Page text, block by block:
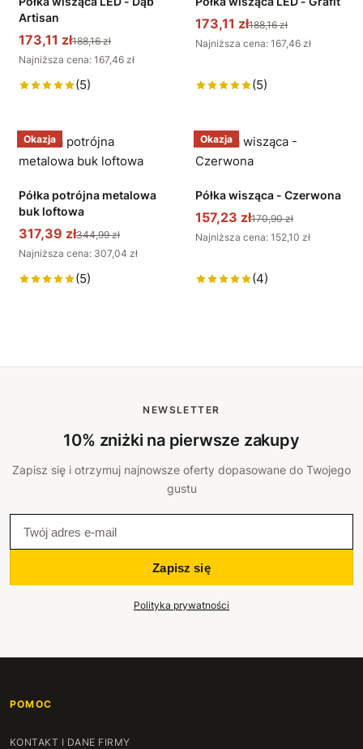
Artisan
173,11 zł188,16 zł
Najniższa cena: 167,46 zł
(5)
173,11 zł188,16 zł
Najniższa cena: 167,46 zł
(5)
Okazja
Półka potrójna metalowa
buk loftowa
317,39 zł344,99 zł
Najniższa cena: 307,04 zł
(5)
Okazja
Półka wisząca - Czerwona
157,23 zł170,90 zł
Najniższa cena: 152,10 zł
(4)
NEWSLETTER
10% zniżki na pierwsze zakupy
Zapisz się i otrzymuj najnowsze oferty dopasowane do Twojego
gustu
Zapisz się
Polityka prywatności
POMOC
KONTAKT I DANE FIRMY